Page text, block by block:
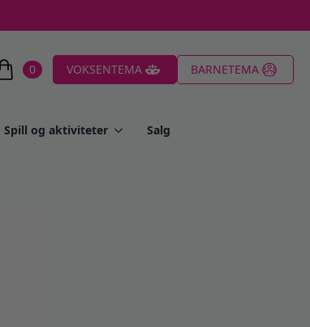
0 VOKSENTEMA BARNETEMA
Spill og aktiviteter Salg